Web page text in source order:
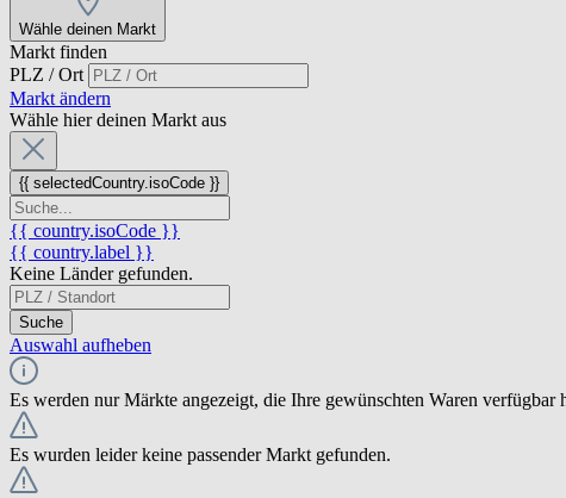
Wähle deinen Markt
Markt finden
PLZ / Ort
Markt ändern
Wähle hier deinen Markt aus
{{ selectedCountry.isoCode }}
{{ country.isoCode }}
{{ country.label }}
Keine Länder gefunden.
Suche
Auswahl aufheben
Es werden nur Märkte angezeigt, die Ihre gewünschten Waren verfügbar
Es wurden leider keine passender Markt gefunden.